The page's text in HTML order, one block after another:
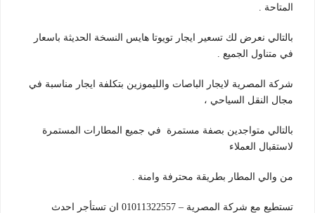
المتاحة .
بالتالي نعرض لك تسعير ايجار تويوتا هايس النسخة الحديثة باسعار
في متناول الجميع .
شركة المصرية لايجار الباصات والليموزين بتكلفة ايجار مناسبة في
مجال النقل السياحي ،
بالتالي متواجدين بصفة مستمرة في جميع المطارات المستمرة
لاستقبال العملاء
من والي المطار بطريقة محترفة وامنة .
تستطيع مع شركة المصرية – 01011322557 ان تستأجر احدث